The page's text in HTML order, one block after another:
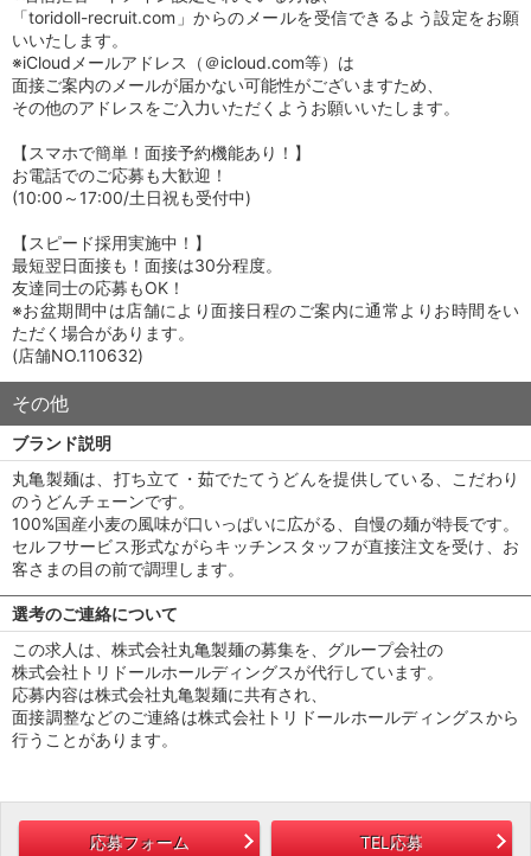
「toridoll-recruit.com」からのメールを受信できるよう設定をお願
いいたします。
※iCloudメールアドレス（＠icloud.com等）は
面接ご案内のメールが届かない可能性がございますため、
その他のアドレスをご入力いただくようお願いいたします。
【スマホで簡単！面接予約機能あり！】
お電話でのご応募も大歓迎！
(10:00～17:00/土日祝も受付中)
【スピード採用実施中！】
最短翌日面接も！面接は30分程度。
友達同士の応募もOK！
※お盆期間中は店舗により面接日程のご案内に通常よりお時間をい
ただく場合があります。
(店舗NO.110632)
その他
ブランド説明
丸亀製麺は、打ち立て・茹でたてうどんを提供している、こだわり
のうどんチェーンです。
100%国産小麦の風味が口いっぱいに広がる、自慢の麺が特長です。
セルフサービス形式ながらキッチンスタッフが直接注文を受け、お
客さまの目の前で調理します。
選考のご連絡について
この求人は、株式会社丸亀製麺の募集を、グループ会社の
株式会社トリドールホールディングスが代行しています。
応募内容は株式会社丸亀製麺に共有され、
面接調整などのご連絡は株式会社トリドールホールディングスから
行うことがあります。
応募フォーム TEL応募